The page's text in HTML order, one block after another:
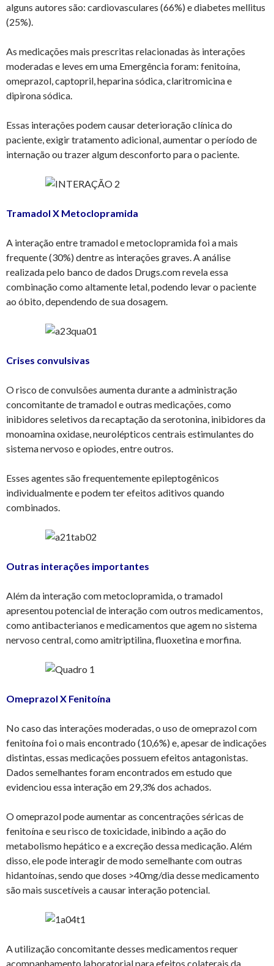
alguns autores são: cardiovasculares (66%) e diabetes mellitus
(25%).
As medicações mais prescritas relacionadas às interações
moderadas e leves em uma Emergência foram: fenitoína,
omeprazol, captopril, heparina sódica, claritromicina e
dipirona sódica.
Essas interações podem causar deterioração clínica do
paciente, exigir tratamento adicional, aumentar o período de
internação ou trazer algum desconforto para o paciente.
Tramadol X Metoclopramida
A interação entre tramadol e metoclopramida foi a mais
frequente (30%) dentre as interações graves. A análise
realizada pelo banco de dados Drugs.com revela essa
combinação como altamente letal, podendo levar o paciente
ao óbito, dependendo de sua dosagem.
Crises convulsivas
O risco de convulsões aumenta durante a administração
concomitante de tramadol e outras medicações, como
inibidores seletivos da recaptação da serotonina, inibidores da
monoamina oxidase, neurolépticos centrais estimulantes do
sistema nervoso e opiodes, entre outros.
Esses agentes são frequentemente epileptogênicos
individualmente e podem ter efeitos aditivos quando
combinados.
Outras interações importantes
Além da interação com metoclopramida, o tramadol
apresentou potencial de interação com outros medicamentos,
como antibacterianos e medicamentos que agem no sistema
nervoso central, como amitriptilina, fluoxetina e morfina.
Omeprazol X Fenitoína
No caso das interações moderadas, o uso de omeprazol com
fenitoína foi o mais encontrado (10,6%) e, apesar de indicações
distintas, essas medicações possuem efeitos antagonistas.
Dados semelhantes foram encontrados em estudo que
evidenciou essa interação em 29,3% dos achados.
O omeprazol pode aumentar as concentrações séricas de
fenitoína e seu risco de toxicidade, inibindo a ação do
metabolismo hepático e a excreção dessa medicação. Além
disso, ele pode interagir de modo semelhante com outras
hidantoínas, sendo que doses >40mg/dia desse medicamento
são mais suscetíveis a causar interação potencial.
A utilização concomitante desses medicamentos requer
acompanhamento laboratorial para efeitos colaterais da